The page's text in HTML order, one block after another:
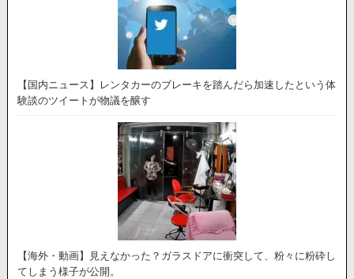
【国内ニュース】レンタカーのブレーキを踏んだら加速したという体
験談のツイートが物議を醸す
【海外・動画】見えなかった？ガラスドアに衝突して、粉々に粉砕し
てしまう様子が公開。